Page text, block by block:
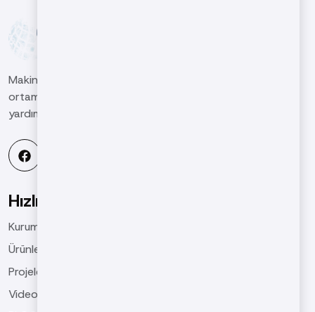
Makina sektöründeki müşterilerimizin küresel rekabet
ortamında yüksek nitelikli ve kaliteli işler çıkarmasına
yardımcı olmak ve sektörde öncü kuruluş olmaktır.
Hızlı Menü
Kurumsal
Ürünlerimiz
Projelerimiz
Videolar